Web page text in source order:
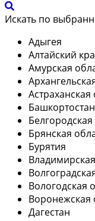
Искать по
Адыгея
Алтайский
Амурская
Астраханская
Башкортостан
Брянская
Бурятия
Вологодская
Воронежская
Дагестан